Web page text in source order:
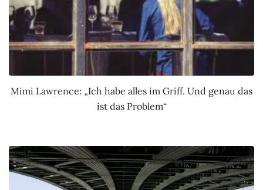
Mimi Lawrence: „Ich habe alles im Griff. Und genau das
ist das Problem“